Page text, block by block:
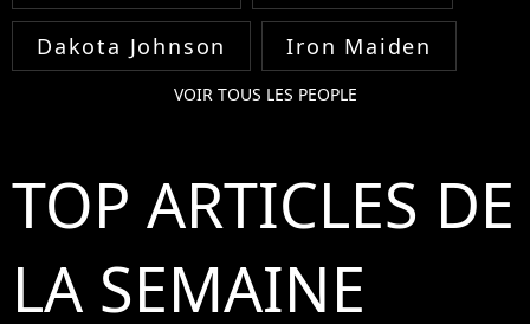
Dakota Johnson Iron Maiden
VOIR TOUS LES PEOPLE
TOP ARTICLES DE
LA SEMAINE